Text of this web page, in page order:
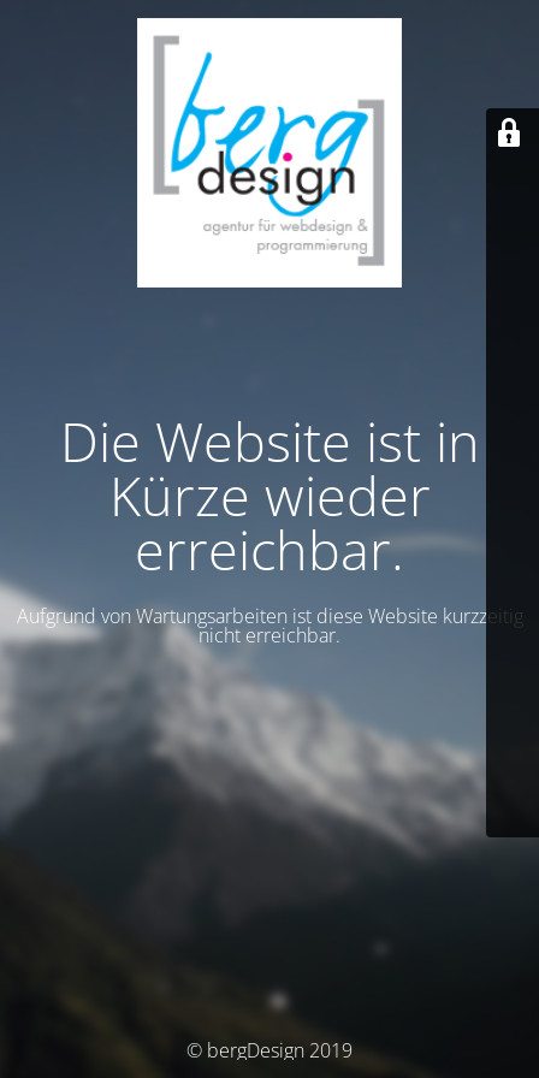
Die Website ist in
Kürze wieder
erreichbar.
Aufgrund von Wartungsarbeiten ist diese Website kurzzeitig
nicht erreichbar.
© bergDesign 2019